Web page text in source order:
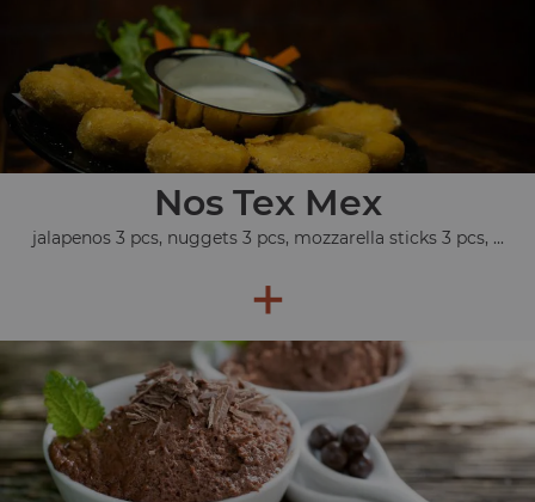
Nos Tex Mex
jalapenos 3 pcs, nuggets 3 pcs, mozzarella sticks 3 pcs, ...
+